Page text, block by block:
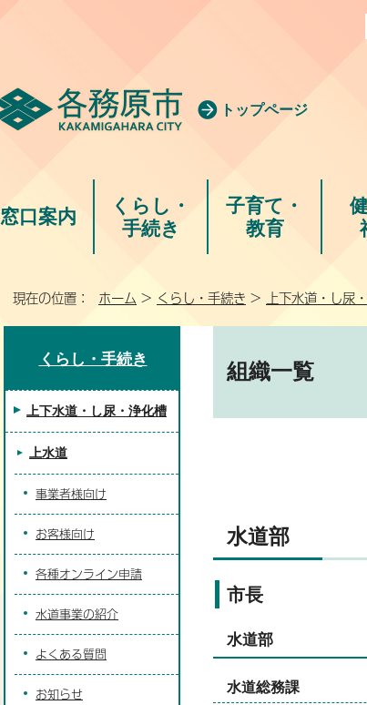
トップページ
窓口案内
くらし・
手続き
子育て・
教育
現在の位置： ホーム > くらし・手続き > 上下水道・し尿
組織一覧
水道部
市長
水道部
水道総務課
くらし・手続き
上下水道・し尿・浄化槽
上水道
事業者様向け
お客様向け
各種オンライン申請
水道事業の紹介
よくある質問
お知らせ